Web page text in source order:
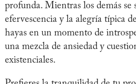
profunda. Mientras los demás se
efervescencia y la alegría típica
hayas en un momento de
una mezcla de ansiedad y
existenciales.